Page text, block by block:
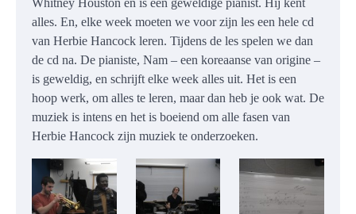
Whitney Houston en is een geweldige pianist. Hij kent
alles. En, elke week moeten we voor zijn les een hele cd
van Herbie Hancock leren. Tijdens de les spelen we dan
de cd na. De pianiste, Nam – een koreaanse van origine –
is geweldig, en schrijft elke week alles uit. Het is een
hoop werk, om alles te leren, maar dan heb je ook wat. De
muziek is intens en het is boeiend om alle fasen van
Herbie Hancock zijn muziek te onderzoeken.